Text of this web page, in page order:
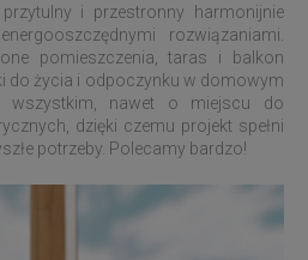
i przestronny harmonijnie
rozwiązaniami.
pomieszczenia, taras i balkon
do życia i odpoczynku w domowym
wszystkim, nawet o miejscu do
dzięki czemu projekt spełni
potrzeby. Polecamy bardzo!